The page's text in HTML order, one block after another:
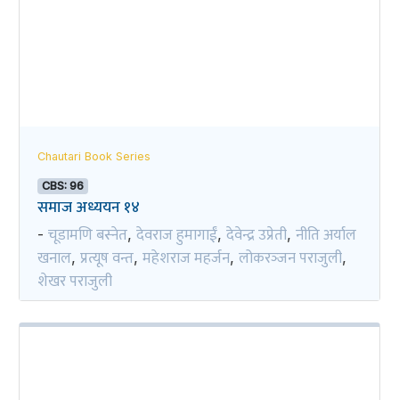
Chautari Book Series
CBS: 96
समाज अध्ययन १४
- चूडामणि बस्नेत, देवराज हुमागाईं, देवेन्द्र उप्रेती, नीति अर्याल
खनाल, प्रत्यूष वन्त, महेशराज महर्जन, लोकरञ्‍जन पराजुली,
शेखर पराजुली